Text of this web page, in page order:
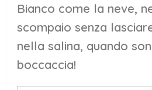
Bianco come la neve,
scompaio senza
nella salina, quando
boccaccia!